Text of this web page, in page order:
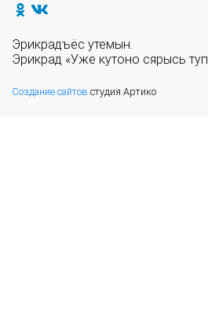
Эрикрадъёс утемын.
Эрикрад «Уже кутоно сярысь
Создание сайтов студия Артико